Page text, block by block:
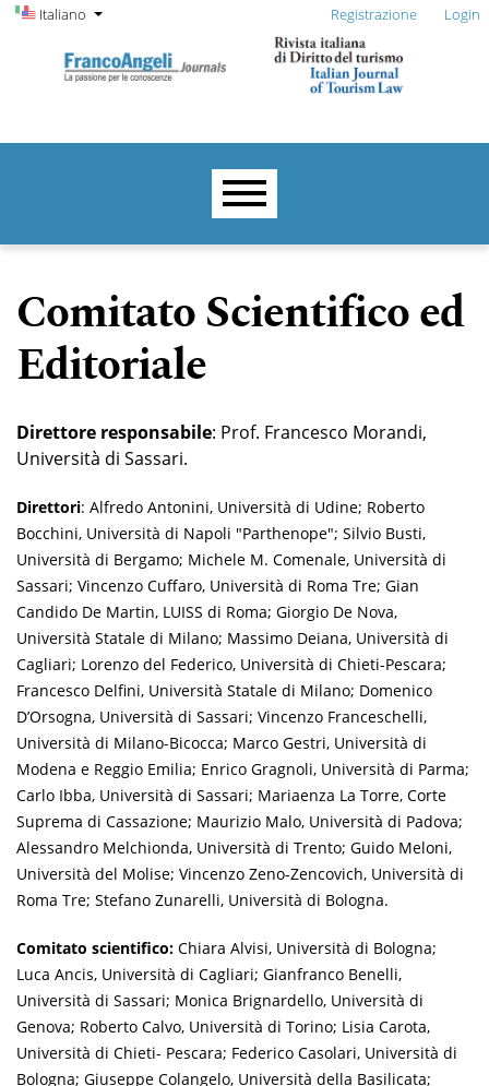
Salta al menu principale di navigazione
Salta al contenuto principale
Salta al piè di pagina del sito
Cambia la lingua. La lingua corrente è:
Italiano
Menu di amministrazione
Registrazione Login
Menu principale
Comitato Scientifico ed
Editoriale
Direttore responsabile: Prof. Francesco Morandi,
Università di Sassari.
Direttori: Alfredo Antonini, Università di Udine; Roberto
Bocchini, Università di Napoli "Parthenope"; Silvio Busti,
Università di Bergamo; Michele M. Comenale, Università di
Sassari; Vincenzo Cuffaro, Università di Roma Tre; Gian
Candido De Martin, LUISS di Roma; Giorgio De Nova,
Università Statale di Milano; Massimo Deiana, Università di
Cagliari; Lorenzo del Federico, Università di Chieti-Pescara;
Francesco Delfini, Università Statale di Milano; Domenico
D’Orsogna, Università di Sassari; Vincenzo Franceschelli,
Università di Milano-Bicocca; Marco Gestri, Università di
Modena e Reggio Emilia; Enrico Gragnoli, Università di Parma;
Carlo Ibba, Università di Sassari; Mariaenza La Torre, Corte
Suprema di Cassazione; Maurizio Malo, Università di Padova;
Alessandro Melchionda, Università di Trento; Guido Meloni,
Università del Molise; Vincenzo Zeno-Zencovich, Università di
Roma Tre; Stefano Zunarelli, Università di Bologna.
Comitato scientifico: Chiara Alvisi, Università di Bologna;
Luca Ancis, Università di Cagliari; Gianfranco Benelli,
Università di Sassari; Monica Brignardello, Università di
Genova; Roberto Calvo, Università di Torino; Lisia Carota,
Università di Chieti- Pescara; Federico Casolari, Università di
Bologna; Giuseppe Colangelo, Università della Basilicata;